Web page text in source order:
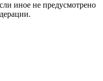
иное не предусмотрено